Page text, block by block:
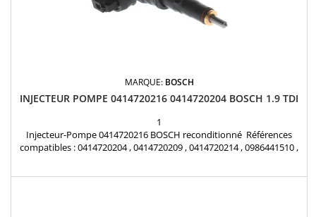
MARQUE: BOSCH
INJECTEUR POMPE 0414720216 0414720204 BOSCH 1.9 TDI
1
Injecteur-Pompe 0414720216 BOSCH reconditionné Références
compatibles : 0414720204 , 0414720209 , 0414720214 , 0986441510 ,